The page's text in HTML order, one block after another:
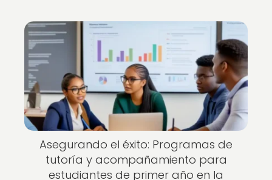
Asegurando el éxito: Programas de
tutoría y acompañamiento para
estudiantes de primer año en la